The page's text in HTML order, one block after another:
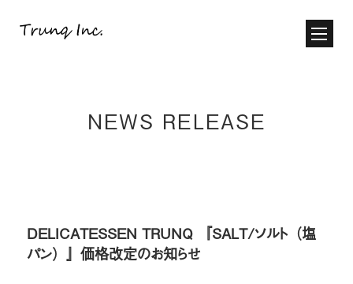
NEWS RELEASE
DELICATESSEN TRUNQ 『SALT/ソルト（塩
パン）』価格改定のお知らせ